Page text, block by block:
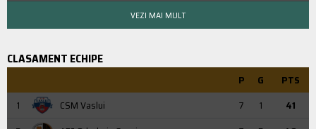
VEZI MAI MULT
CLASAMENT ECHIPE
P G
PTS
1
CSM Vaslui 7 1
41